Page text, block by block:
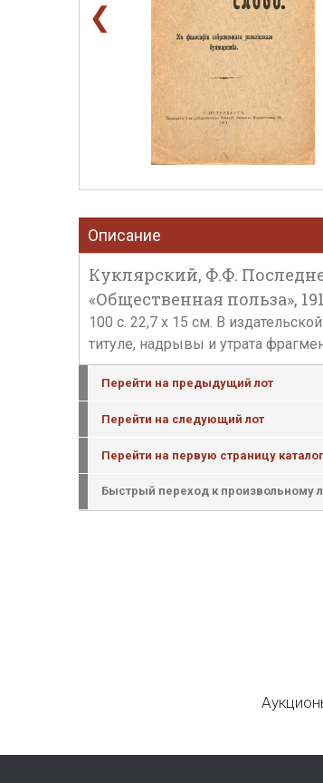
❮
Описание
Куклярский, Ф.Ф.
«Общественная польза»,
100 с. 22,7 х 15 см. В
титуле, надрывы и утрата
Перейти на предыдущий лот
Перейти на следующий лот
Перейти на первую страницу
Быстрый переход к произвольному